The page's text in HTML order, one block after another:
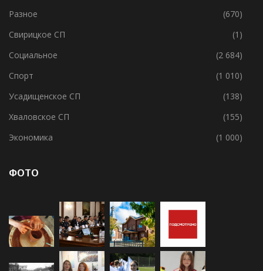
Разное
(670)
Свирицкое СП
(1)
Социальное
(2 684)
Спорт
(1 010)
Усадищенское СП
(138)
Хваловское СП
(155)
Экономика
(1 000)
ФОТО